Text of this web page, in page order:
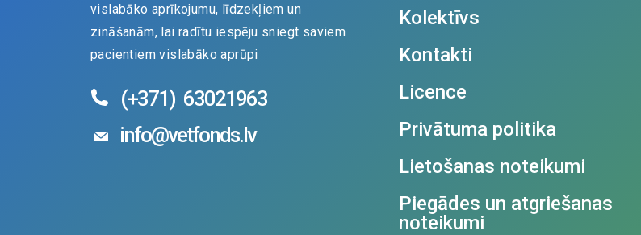
vislabāko aprīkojumu, līdzekļiem un
zināšanām, lai radītu iespēju sniegt saviem
pacientiem vislabāko aprūpi
(+371) 63021963
info@vetfonds.lv
Kolektīvs
Kontakti
Licence
Privātuma politika
Lietošanas noteikumi
Piegādes un atgriešanas
noteikumi